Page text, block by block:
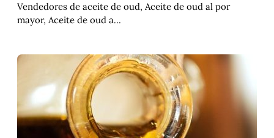
Vendedores de aceite de oud, Aceite de oud al por
mayor, Aceite de oud a…